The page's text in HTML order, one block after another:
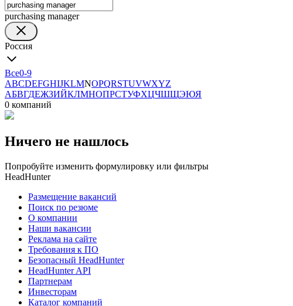
purchasing manager
Россия
Все0-9
ABCDEFGHIJKLMNOPQRSTUVWXYZ
АБВГДЕЖЗИЙКЛМНОПРСТУФХЦЧШЩЭЮЯ
0 компаний
Ничего не нашлось
Попробуйте изменить формулировку или фильтры
HeadHunter
Размещение вакансий
Поиск по резюме
О компании
Наши вакансии
Реклама на сайте
Требования к ПО
Безопасный HeadHunter
HeadHunter API
Партнерам
Инвесторам
Каталог компаний